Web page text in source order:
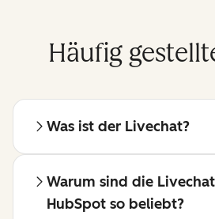
Häufig
Was ist der Livechat?
Warum sind die
HubSpot so beliebt?